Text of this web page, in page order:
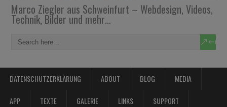
Marco Ziegler aus Schweinfurt – Webdesign, Videos,
Technik, Bilder und mehr…
DATENSCHUTZERKLÄRUNG ABOUT BLOG MEDIA
APP TEXTE GALERIE LINKS SUPPORT